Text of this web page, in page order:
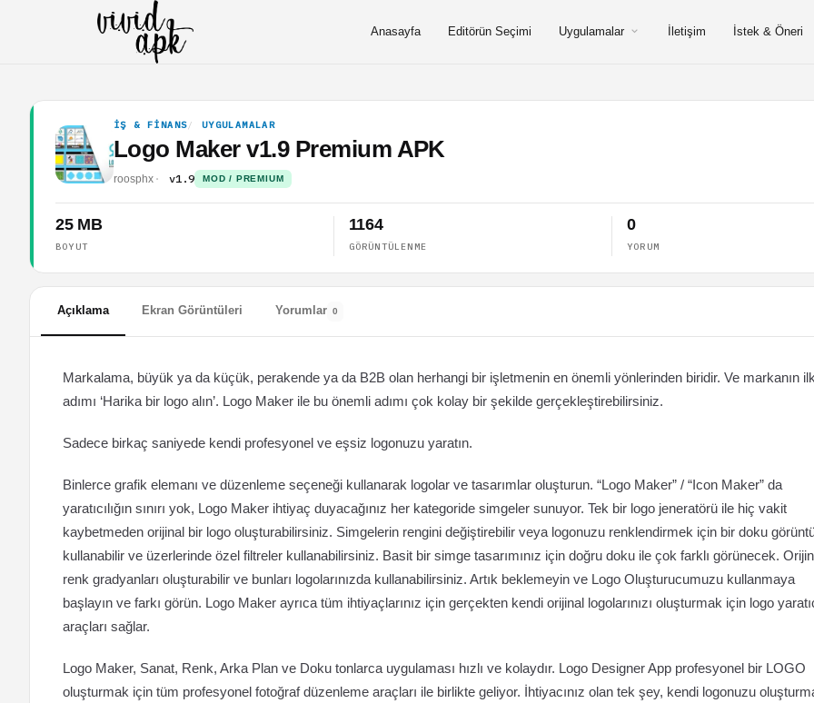
Anasayfa Editörün Seçimi Uygulamalar İletişim İstek & Öneri
İŞ & FINANS UYGULAMALAR
Logo Maker v1.9 Premium APK
roosphx v1.9 MOD / PREMIUM
25 MB
BOYUT
1164
GÖRÜNTÜLENME
0
YORUM
Açıklama Ekran Görüntüleri Yorumlar 0
Markalama, büyük ya da küçük, perakende ya da B2B olan herhangi bir işletmenin en önemli yönlerinden biridir. Ve markanın ilk
adımı ‘Harika bir logo alın’. Logo Maker ile bu önemli adımı çok kolay bir şekilde gerçekleştirebilirsiniz.
Sadece birkaç saniyede kendi profesyonel ve eşsiz logonuzu yaratın.
Binlerce grafik elemanı ve düzenleme seçeneği kullanarak logolar ve tasarımlar oluşturun. “Logo Maker” / “Icon Maker” da
yaratıcılığın sınırı yok, Logo Maker ihtiyaç duyacağınız her kategoride simgeler sunuyor. Tek bir logo jeneratörü ile hiç vakit
kaybetmeden orijinal bir logo oluşturabilirsiniz. Simgelerin rengini değiştirebilir veya logonuzu renklendirmek için bir doku
kullanabilir ve üzerlerinde özel filtreler kullanabilirsiniz. Basit bir simge tasarımınız için doğru doku ile çok farklı görünecek.
renk gradyanları oluşturabilir ve bunları logolarınızda kullanabilirsiniz. Artık beklemeyin ve Logo Oluşturucumuzu kullanmaya
başlayın ve farkı görün. Logo Maker ayrıca tüm ihtiyaçlarınız için gerçekten kendi orijinal logolarınızı oluşturmak için logo
araçları sağlar.
Logo Maker, Sanat, Renk, Arka Plan ve Doku tonlarca uygulaması hızlı ve kolaydır. Logo Designer App profesyonel bir LOGO
oluşturmak için tüm profesyonel fotoğraf düzenleme araçları ile birlikte geliyor. İhtiyacınız olan tek şey, kendi logonuzu